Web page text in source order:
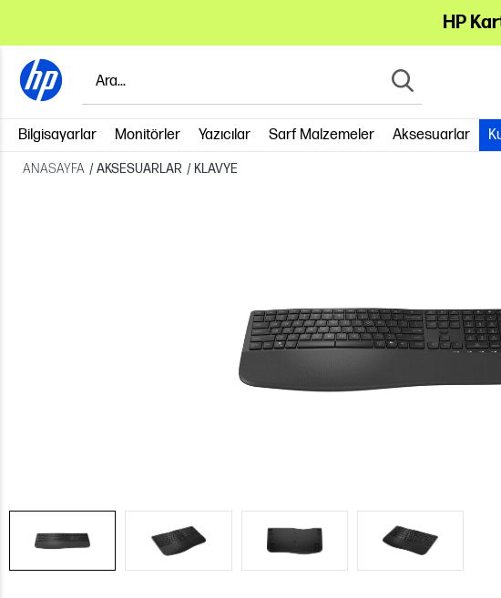
HP
Bilgisayarlar Monitörler Yazıcılar Sarf Malzemeler Aksesuarlar
ANASAYFA /AKSESUARLAR / KLAVYE